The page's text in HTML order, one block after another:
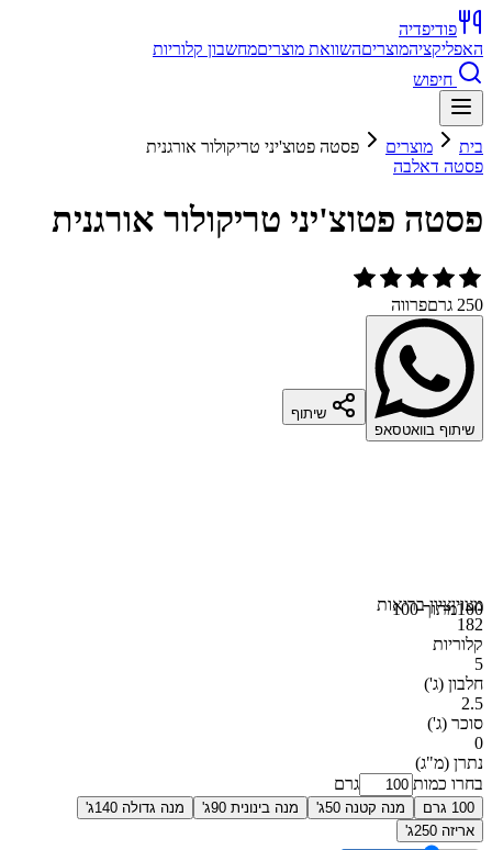
פודיפדיה
האפליקציהמוצריםהשוואת מוצריםמחשבון קלוריות
חיפוש
בית מוצרים
פסטה פטוצ'יני טריקולור אורגנית
פסטה דאלבה
פסטה פטוצ'יני טריקולור אורגנית
250 גרם פרווה
שיתוף בוואטסאפ
שיתוף
100מתוך 100מצויןציון בריאות
182
קלוריות
5
חלבון (ג')
2.5
סוכר (ג')
0
נתרן (מ"ג)
בחרו כמות
גרם
100 גרם מנה קטנה 50ג' מנה בינונית 90ג'
מנה גדולה 140ג'
אריזה 250ג'